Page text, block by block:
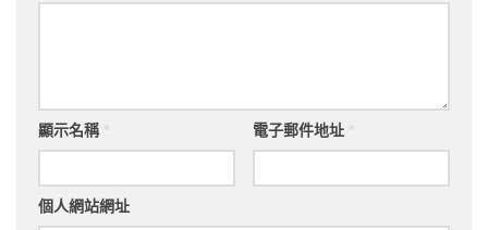
顯示名稱 電子郵件地址
個人網站網址